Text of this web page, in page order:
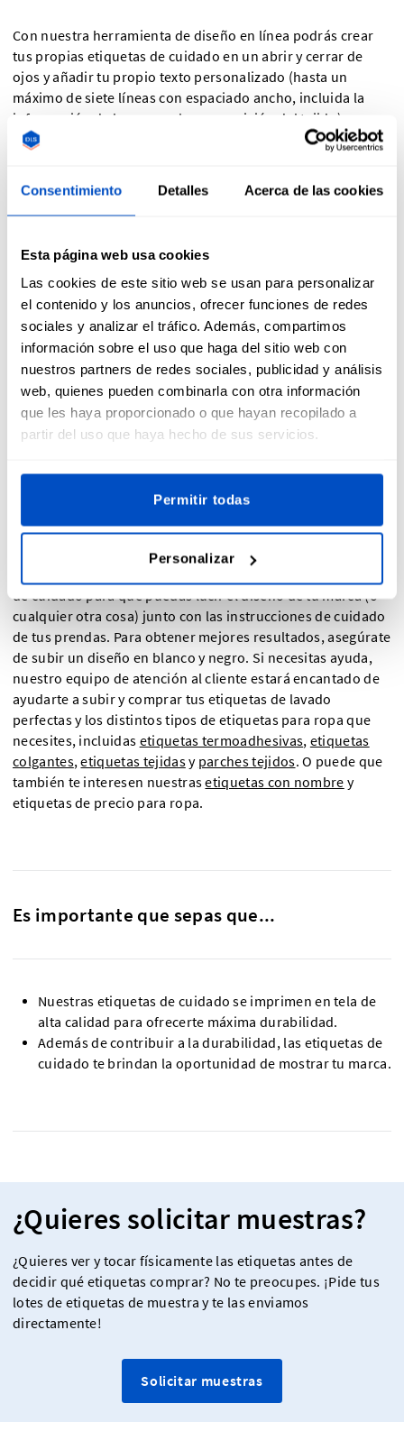
Consentimiento Detalles Acerca de las cookies
Esta página web usa cookies
Las cookies de este sitio web se usan para personalizar
el contenido y los anuncios, ofrecer funciones de redes
sociales y analizar el tráfico. Además, compartimos
información sobre el uso que haga del sitio web con
nuestros partners de redes sociales, publicidad y análisis
web, quienes pueden combinarla con otra información
que les haya proporcionado o que hayan recopilado a
partir del uso que haya hecho de sus servicios.
Permitir todas
Personalizar
Con nuestra herramienta de diseño en línea podrás crear
tus propias etiquetas de cuidado en un abrir y cerrar de
ojos y añadir tu propio texto personalizado (hasta un
máximo de siete líneas con espaciado ancho, incluida la
información de la marca y la composición del tejido).
Además, puedes elegir entre los símbolos de cuidado y
diseñar tu etiqueta de cuidado de manera muy sencilla:
Selecciona la fuente que te gusta.
Introduce el texto (máx. siete líneas) en el editor de vista
previa que verás a la derecha de la pantalla.
Selecciona hasta cinco símbolos de cuidado y lavado.
Selecciona el número de etiquetas que necesitas y haz tu
pedido directamente en línea.
Sube tu propia etiqueta de cuidado
de cuidado para que puedas lucir el diseño de tu marca (o
cualquier otra cosa) junto con las instrucciones de cuidado
de tus prendas. Para obtener mejores resultados, asegúrate
de subir un diseño en blanco y negro. Si necesitas ayuda,
nuestro equipo de atención al cliente estará encantado de
ayudarte a subir y comprar tus etiquetas de lavado
perfectas y los distintos tipos de etiquetas para ropa que
necesites, incluidas etiquetas termoadhesivas, etiquetas
colgantes,etiquetas tejidasy parches tejidos. O puede que
también te interesen nuestrasetiquetas con nombre y
etiquetas de precio para ropa.
Es importante que sepas que...
Nuestras etiquetas de cuidado se imprimen en tela de
alta calidad para ofrecerte máxima durabilidad.
Además de contribuir a la durabilidad, las etiquetas de
cuidado te brindan la oportunidad de mostrar tu marca.
¿Quieres solicitar muestras?
¿Quieres ver y tocar físicamente las etiquetas antes de
decidir qué etiquetas comprar? No te preocupes. ¡Pide tus
lotes de etiquetas de muestra y te las enviamos
directamente!
Solicitar muestras